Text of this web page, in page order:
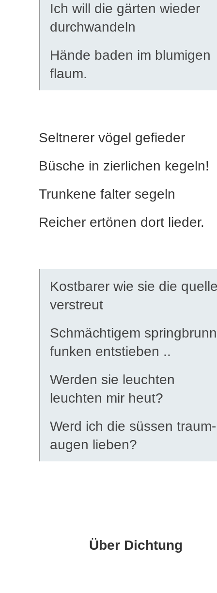
Ich will die gärten wieder
durchwandeln
Hände baden im blumigen
flaum.
Seltnerer vögel gefieder
Büsche in zierlichen kegeln!
Trunkene falter segeln
Reicher ertönen dort lieder.
Kostbarer wie sie die
verstreut
Schmächtigem springbrunn
funken entstieben ..
Werden sie leuchten
leuchten mir heut?
Werd ich die süssen traum-
augen lieben?
Über Dichtung